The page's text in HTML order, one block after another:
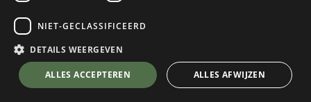
Meindl
Sölden Lady
Brown
Kies een maat
💬 Stel je vraag over dit product via WhatsApp
NIET-GECLASSIFICEERD
DETAILS WEERGEVEN
ALLES ACCEPTEREN ALLES AFWIJZEN